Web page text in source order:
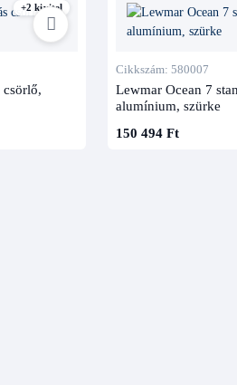
+2 kivitel
csörlő,
Cikkszám: 580007
Lewmar Ocean 7
alumínium, szürke
150 494 Ft